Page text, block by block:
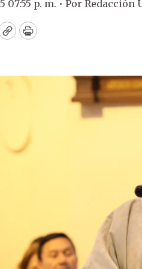
07:55 p. m. • Por Redacción
CopyPrint